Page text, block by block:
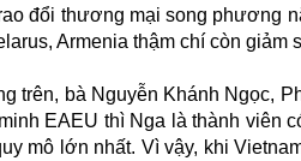
đổi thương mại song phương
Armenia thậm chí còn giảm
trên, bà Nguyễn Khánh Ngọc,
EAEU thì Nga là thành viên
mô lớn nhất. Vì vậy, khi